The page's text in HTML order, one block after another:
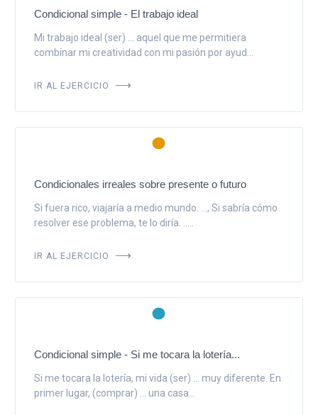
Condicional simple - El trabajo ideal
Mi trabajo ideal (ser) ... aquel que me permitiera
combinar mi creatividad con mi pasión por ayud...
IR AL EJERCICIO
Condicionales irreales sobre presente o futuro
Si fuera rico, viajaría a medio mundo. ..., Si sabría cómo
resolver ese problema, te lo diría. .....
IR AL EJERCICIO
Condicional simple - Si me tocara la lotería...
Si me tocara la lotería, mi vida (ser) ... muy diferente. En
primer lugar, (comprar) ... una casa...